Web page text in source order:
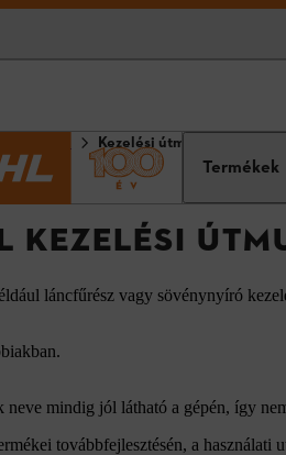
Termékek
Információk Kezelési útmutatók
KEZELÉSI
láncfűrész vagy sövénynyíró
mindig jól látható a gépén, így
továbbfejlesztésén, a használati